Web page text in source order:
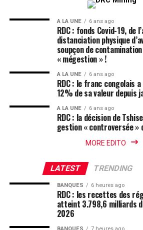
A LA UNE 6 ans ago
RDC : fonds Covid-19, de
distanciation physique
soupçon de
« mégestion » !
A LA UNE 6 ans ago
RDC : le franc congolais
12% de sa valeur depuis
A LA UNE 6 ans ago
RDC : la décision de
gestion « controversée »
MORE EDITO
LATEST TRENDING
BANQUES 6 heures ago
RDC : les recettes des
atteint 3.798,6 milliards
2026